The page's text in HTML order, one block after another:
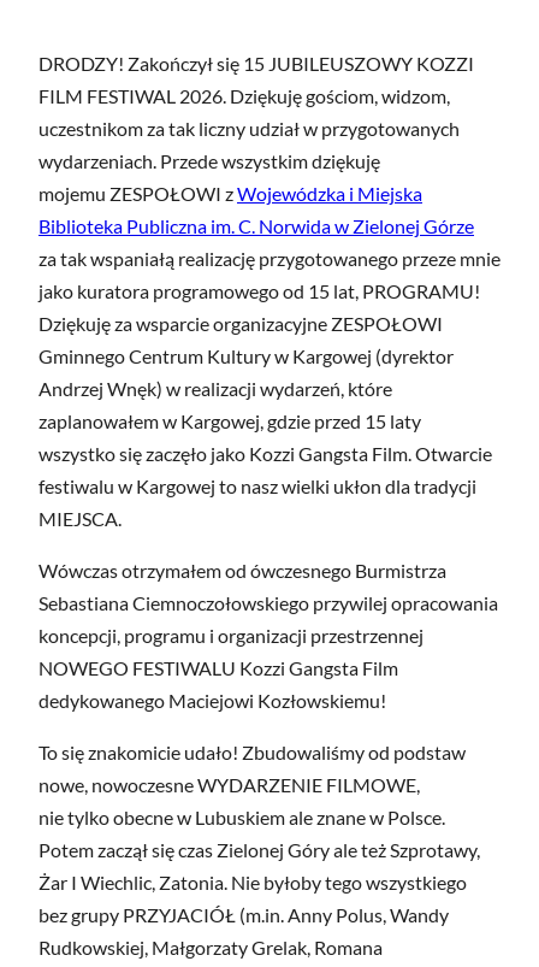
DRODZY! Zakończył się 15 JUBILEUSZOWY KOZZI
FILM FESTIWAL 2026. Dziękuję gościom, widzom,
uczestnikom za tak liczny udział w przygotowanych
wydarzeniach. Przede wszystkim dziękuję
mojemu ZESPOŁOWI zWojewódzka i Miejska
Biblioteka Publiczna im. C. Norwida w Zielonej Górze
za tak wspaniałą realizację przygotowanego przeze mnie
jako kuratora programowego od 15 lat, PROGRAMU!
Dziękuję za wsparcie organizacyjne ZESPOŁOWI
Gminnego Centrum Kultury w Kargowej (dyrektor
Andrzej Wnęk) w realizacji wydarzeń, które
zaplanowałem w Kargowej, gdzie przed 15 laty
wszystko się zaczęło jako Kozzi Gangsta Film. Otwarcie
festiwalu w Kargowej to nasz wielki ukłon dla tradycji
MIEJSCA.
Wówczas otrzymałem od ówczesnego Burmistrza
Sebastiana Ciemnoczołowskiego przywilej opracowania
koncepcji, programu i organizacji przestrzennej
NOWEGO FESTIWALU Kozzi Gangsta Film
dedykowanego Maciejowi Kozłowskiemu!
To się znakomicie udało! Zbudowaliśmy od podstaw
nowe, nowoczesne WYDARZENIE FILMOWE,
nie tylko obecne w Lubuskiem ale znane w Polsce.
Potem zaczął się czas Zielonej Góry ale też Szprotawy,
Żar I Wiechlic, Zatonia. Nie byłoby tego wszystkiego
bez grupy PRZYJACIÓŁ (m.in. Anny Polus, Wandy
Rudkowskiej, Małgorzaty Grelak, Romana